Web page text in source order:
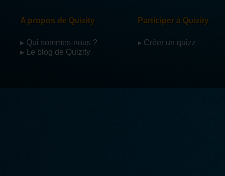
A propos de Quizity
▸ Qui sommes-nous ?
▸ Le blog de Quizity
Participer à Quizity
▸ Créer un quizz